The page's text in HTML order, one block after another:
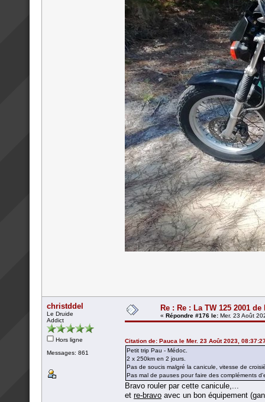
christddel
Le Druide
Addict
Hors ligne
Messages: 861
Re : Re : La TW 125 2001 de
« Répondre #176 le: Mer. 23 Août
Citation de: Pauca le Mer. 23 Août 2023,
Petit trip Pau - Médoc.
2 x 250km en 2 jours.
Pas de soucis malgré la canicule, vitesse de
Pas mal de pauses pour faire des compléments
Bravo rouler par cette canicule,...
et re-bravo avec un bon équipement